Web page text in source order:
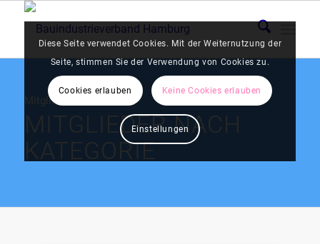
Mitglieder
MITGLIEDER NACH
KATEGORIE
Diese Seite verwendet Cookies. Mit der Weiternutzung der
Seite, stimmen Sie der Verwendung von Cookies zu.
Cookies erlauben Keine Cookies erlauben
Einstellungen